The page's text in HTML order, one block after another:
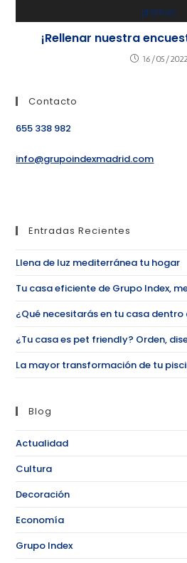
¡Rellenar nuestra
16/05/2022
Contacto
655 338 982
info@grupoindexmadrid.com
Entradas Recientes
Llena de luz mediterránea tu hogar
Tu casa eficiente de Grupo Index,
¿Qué necesitarás en tu casa dentro
¿Tu casa es pet friendly? Orden,
La mayor transformación de tu
Blog
Actualidad
Cultura
Decoración
Economía
Grupo Index